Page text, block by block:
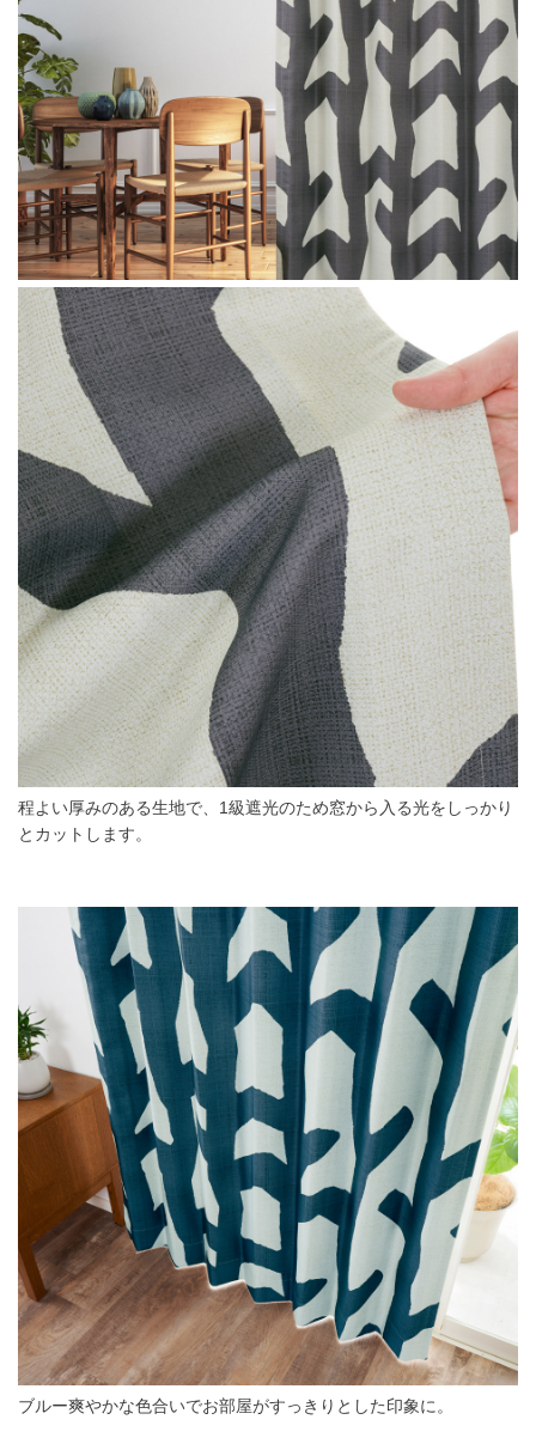
程よい厚みのある生地で、1級遮光のため窓から入る光をしっかり
とカットします。
ブルー爽やかな色合いでお部屋がすっきりとした印象に。